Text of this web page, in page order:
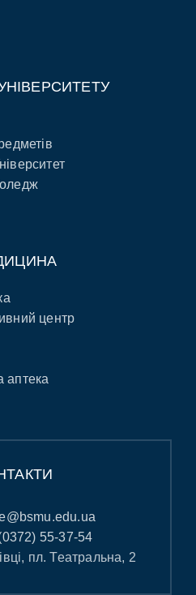
центр
аптека
55-37-54
пл. Театральна, 2